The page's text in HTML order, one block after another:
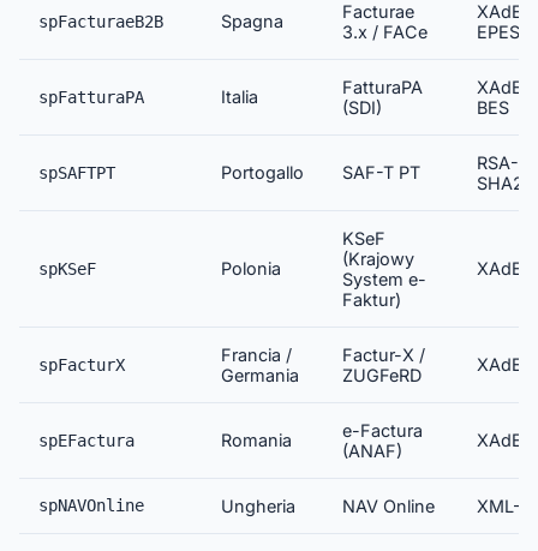
spFacturaeB2B Spagna
Facturae
3.x / FACe
EPES
spFatturaPA Italia
FatturaPA
(SDI)
BES
spSAFTPT Portogallo SAF-T PT
RSA-
spKSeF Polonia
KSeF
(Krajowy
System e-
Faktur)
XAdES
spFacturX
Francia /
Germania
Factur-X /
ZUGFeRD
XAdES
spEFactura Romania
e-Factura
(ANAF)
XAdES
spNAVOnline Ungheria NAV Online XML-